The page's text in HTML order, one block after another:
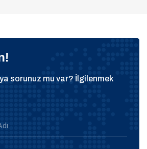
sorunuz mu var? İlgilenmek